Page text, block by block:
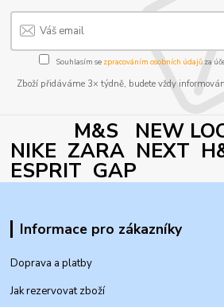
Souhlasím se zpracováním osobních údajůza
Zboží přidáváme 3× týdně, budete vždy
M&S NEW
NIKE ZARA NEXT
ESPRIT GAP
Informace pro zákazníky
Doprava a platby
Jak rezervovat zboží